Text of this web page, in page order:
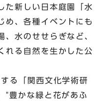
た新しい日本庭園「水
め、各種イベントにも
、水のせせらぎなど、
れる自然を生かした公
る「関西文化学術研
"豊かな緑と花があふ